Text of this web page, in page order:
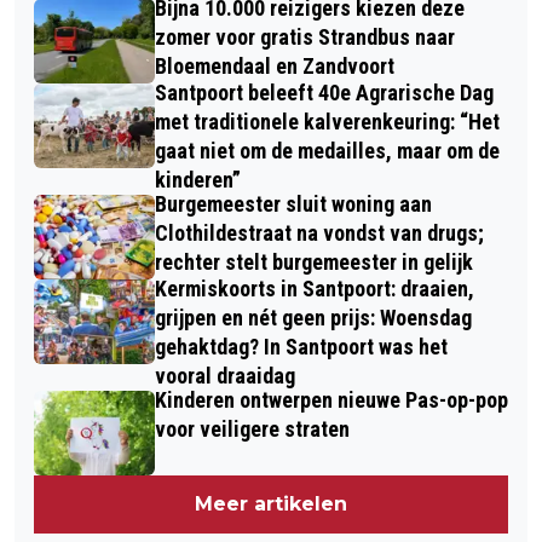
SNEL ONDER CONTROLE
VIERT 5 JARIG BESTAAN MET STYLE-
VOL EVENEMENT!
Bijna 10.000 reizigers kiezen deze
zomer voor gratis Strandbus naar
Bloemendaal en Zandvoort
Santpoort beleeft 40e Agrarische Dag
met traditionele kalverenkeuring: “Het
gaat niet om de medailles, maar om de
kinderen”
Burgemeester sluit woning aan
Clothildestraat na vondst van drugs;
rechter stelt burgemeester in gelijk
Kermiskoorts in Santpoort: draaien,
grijpen en nét geen prijs: Woensdag
gehaktdag? In Santpoort was het
vooral draaidag
Kinderen ontwerpen nieuwe Pas-op-pop
voor veiligere straten
Meer artikelen